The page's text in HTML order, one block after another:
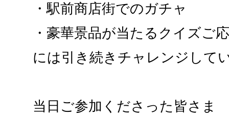
・駅前商店街でのガチャ
・豪華景品が当たるクイズご
には引き続きチャレンジして
当日ご参加くださった皆さま